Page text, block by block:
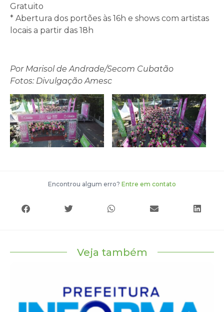
Gratuito
* Abertura dos portões às 16h e shows com artistas
locais a partir das 18h
Por Marisol de Andrade/Secom Cubatão
Fotos: Divulgação Amesc
Encontrou algum erro? Entre em contato
Veja também